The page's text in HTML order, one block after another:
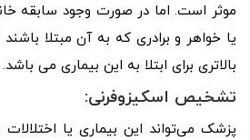
موثر است. اما در صورت وجود سابقه
یا خواهر و برادری که به آن مبتلا
بالاتری برای ابتلا به این بیماری می باشد.
تشخیص اسکیزوفرنی:
پزشک می‌تواند این بیماری یا